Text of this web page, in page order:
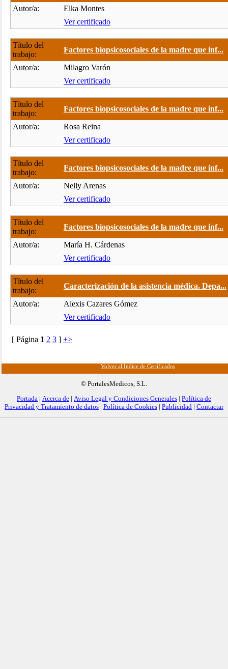
Autor/a:
Elka Montes
Ver certificado
Título del
trabajo:
Factores biopsicosociales de la madre que inf...
Autor/a:
Milagro Varón
Ver certificado
Título del
trabajo:
Factores biopsicosociales de la madre que inf...
Autor/a:
Rosa Reina
Ver certificado
Título del
trabajo:
Factores biopsicosociales de la madre que inf...
Autor/a:
Nelly Arenas
Ver certificado
Título del
trabajo:
Factores biopsicosociales de la madre que inf...
Autor/a:
María H. Cárdenas
Ver certificado
Título del
trabajo:
Caracterización de la asistencia médica. Depa...
Autor/a:
Alexis Cazares Gómez
Ver certificado
[ Página 1 2 3 ] +>
Volver al Índice de Certificados
© PortalesMedicos, S.L.
Portada | Acerca de | Aviso Legal y Condiciones Generales | Política de
Privacidad y Tratamiento de datos | Política de Cookies | Publicidad | Contactar